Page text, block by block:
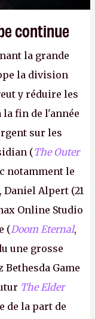
continue
la grande
la division
y réduire les
fin de l'année
sur les
(The Outer
notamment le
Alpert (21
Online Studio
(Doom Eternal,
une grosse
Game
The Elder
de la part de